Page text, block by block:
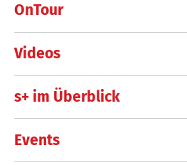
OnTour
Videos
s+ im Überblick
Events